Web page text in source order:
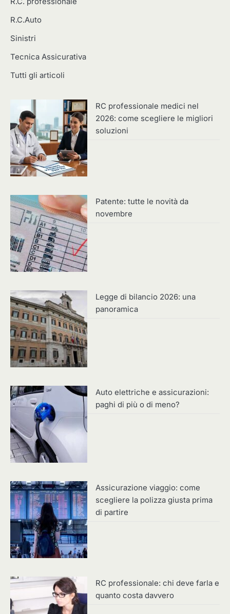
R.C.Auto
Sinistri
Tecnica Assicurativa
Tutti gli articoli
RC professionale medici nel
2026: come scegliere le migliori
soluzioni
Patente: tutte le novità da
novembre
Legge di bilancio 2026: una
panoramica
Auto elettriche e assicurazioni:
paghi di più o di meno?
Assicurazione viaggio: come
scegliere la polizza giusta prima
di partire
RC professionale: chi deve farla e
quanto costa davvero